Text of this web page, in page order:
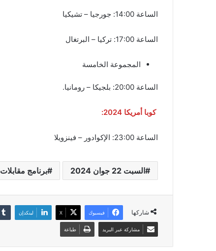
الساعة 14:00: جورجيا – تشيكيا
الساعة 17:00: تركيا – البرتغال
المجموعة الخامسة
الساعة 20:00: بلجيكا – رومانيا.
كوبا أمريكا 2024:
الساعة 23:00: الإكوادور – فينزويلا
السبت 22 جوان 2024 برنامج مقابلات
شاركها فيسبوك ‫X لينكدإن
مشاركة عبر البريد طباعة